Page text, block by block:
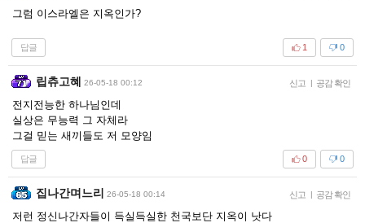
그럼 이스라엘은 지옥인가?
답글 0
1
립츄고혜 26-05-18 00:12 신고 | 공감 확인
전지전능한 하나님인데
실상은 무능력 그 자체라
그걸 믿는 새끼들도 저 모양임
답글 0
0
집나간며느리 26-05-18 00:14 신고 | 공감 확인
저런 정신나간자들이 득실득실한 천국보단 지옥이 낫다